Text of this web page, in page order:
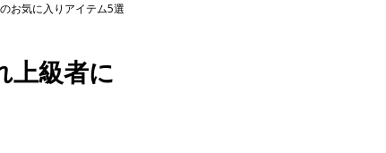
お気に入りアイテム5選
上級者に